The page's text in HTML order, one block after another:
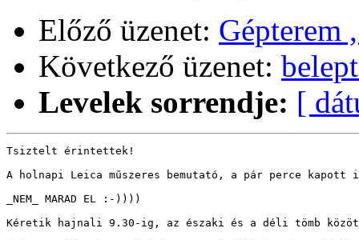
Előző üzenet: Gépterem
Következő üzenet:
Levelek sorrendje: [
Tsiztelt érintettek!
A holnapi Leica műszeres bemutató, a pár perce
_NEM_ MARAD EL :-))))
Kéretik hajnali 9.30-ig, az északi és a déli tömb